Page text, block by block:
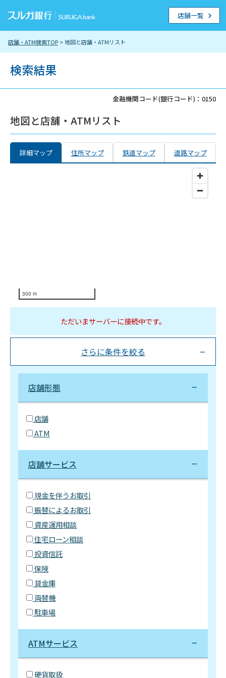
店舗・ATM検索TOP > 地図と店舗・ATMリスト
店舗一覧
検索結果
金融機関コード(銀行コード)：0150
地図と店舗・ATMリスト
詳細マップ 住所マップ 鉄道マップ 道路マップ
300 m
ただいまサーバーに接続中です。
さらに条件を絞る
店舗形態
店舗
ATM
店舗サービス
現金を伴うお取引
振替によるお取引
資産運用相談
住宅ローン相談
投資信託
保険
貸金庫
両替機
駐車場
ATMサービス
硬貨取扱